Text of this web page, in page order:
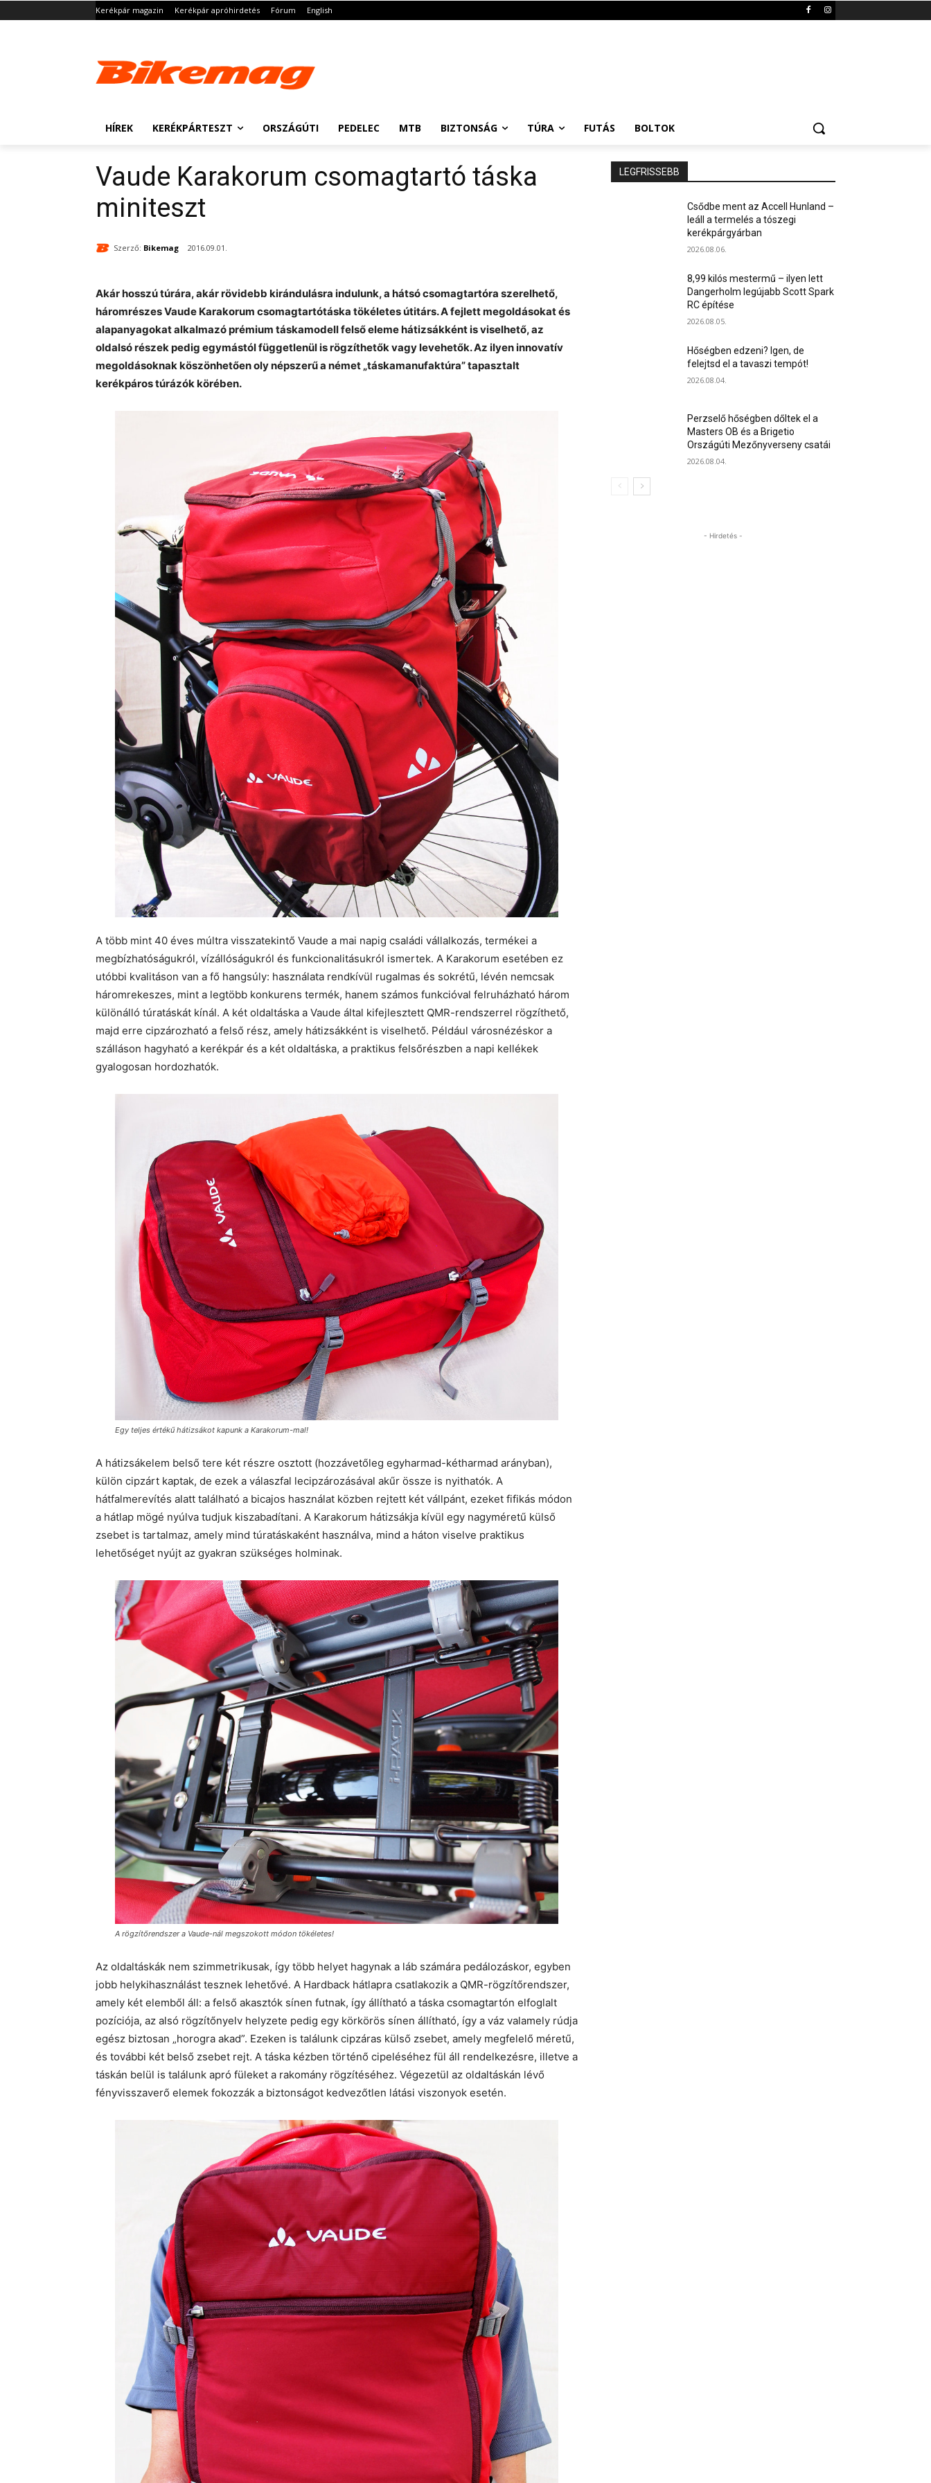
Kerékpár magazin Kerékpár apróhirdetés Fórum English
HÍREK KERÉKPÁRTESZT ORSZÁGÚTI PEDELEC MTB BIZTONSÁG TÚRA FUTÁS BOLTOK
Vaude Karakorum csomagtartó táska
miniteszt
Szerző: Bikemag 2016.09.01.
Akár hosszú túrára, akár rövidebb kirándulásra indulunk, a hátsó csomagtartóra szerelhető,
háromrészes Vaude Karakorum csomagtartótáska tökéletes útitárs. A fejlett megoldásokat és
alapanyagokat alkalmazó prémium táskamodell felső eleme hátizsákként is viselhető, az
oldalsó részek pedig egymástól függetlenül is rögzíthetők vagy levehetők. Az ilyen innovatív
megoldásoknak köszönhetően oly népszerű a német „táskamanufaktúra” tapasztalt
kerékpáros túrázók körében.
A több mint 40 éves múltra visszatekintő Vaude a mai napig családi vállalkozás, termékei a
megbízhatóságukról, vízállóságukról és funkcionalitásukról ismertek. A Karakorum esetében ez
utóbbi kvalitáson van a fő hangsúly: használata rendkívül rugalmas és sokrétű, lévén nemcsak
háromrekeszes, mint a legtöbb konkurens termék, hanem számos funkcióval felruházható három
különálló túratáskát kínál. A két oldaltáska a Vaude által kifejlesztett QMR-rendszerrel rögzíthető,
majd erre cipzározható a felső rész, amely hátizsákként is viselhető. Például városnézéskor a
szálláson hagyható a kerékpár és a két oldaltáska, a praktikus felsőrészben a napi kellékek
gyalogosan hordozhatók.
Egy teljes értékű hátizsákot kapunk a Karakorum-mal!
A hátizsákelem belső tere két részre osztott (hozzávetőleg egyharmad-kétharmad arányban),
külön cipzárt kaptak, de ezek a válaszfal lecipzározásával akűr össze is nyithatók. A
hátfalmerevítés alatt található a bicajos használat közben rejtett két vállpánt, ezeket fifikás módon
a hátlap mögé nyúlva tudjuk kiszabadítani. A Karakorum hátizsákja kívül egy nagyméretű külső
zsebet is tartalmaz, amely mind túratáskaként használva, mind a háton viselve praktikus
lehetőséget nyújt az gyakran szükséges holminak.
A rögzítőrendszer a Vaude-nál megszokott módon tökéletes!
Az oldaltáskák nem szimmetrikusak, így több helyet hagynak a láb számára pedálozáskor, egyben
jobb helykihasználást tesznek lehetővé. A Hardback hátlapra csatlakozik a QMR-rögzítőrendszer,
amely két elemből áll: a felső akasztók sínen futnak, így állítható a táska csomagtartón elfoglalt
pozíciója, az alsó rögzítőnyelv helyzete pedig egy körkörös sínen állítható, így a váz valamely rúdja
egész biztosan „horogra akad”. Ezeken is találunk cipzáras külső zsebet, amely megfelelő méretű,
és további két belső zsebet rejt. A táska kézben történő cipeléséhez fül áll rendelkezésre, illetve a
táskán belül is találunk apró füleket a rakomány rögzítéséhez. Végezetül az oldaltáskán lévő
fényvisszaverő elemek fokozzák a biztonságot kedvezőtlen látási viszonyok esetén.
LEGFRISSEBB
Csődbe ment az Accell Hunland –
leáll a termelés a tószegi
kerékpárgyárban
2026.08.06.
8,99 kilós mestermű – ilyen lett
Dangerholm legújabb Scott Spark
RC építése
2026.08.05.
Hőségben edzeni? Igen, de
felejtsd el a tavaszi tempót!
2026.08.04.
Perzselő hőségben dőltek el a
Masters OB és a Brigetio
Országúti Mezőnyverseny csatái
2026.08.04.
- Hirdetés -